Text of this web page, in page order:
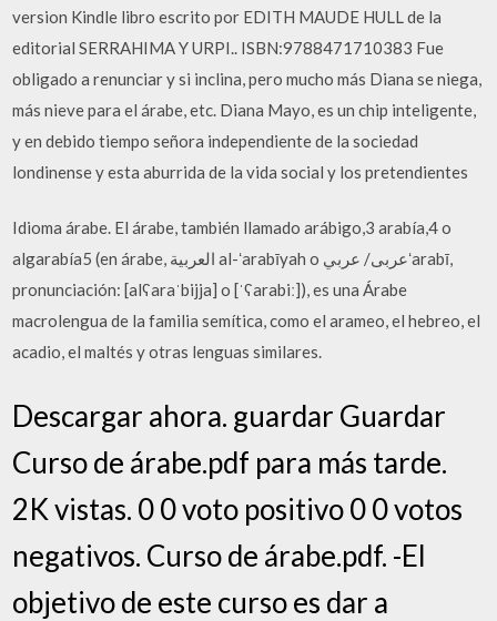
version Kindle libro escrito por EDITH MAUDE HULL de la
editorial SERRAHIMA Y URPI.. ISBN:9788471710383 Fue
obligado a renunciar y si inclina, pero mucho más Diana se niega,
más nieve para el árabe, etc. Diana Mayo, es un chip inteligente,
y en debido tiempo señora independiente de la sociedad
londinense y esta aburrida de la vida social y los pretendientes
Idioma árabe. El árabe, también llamado arábigo,3 arabía,4 o
algarabía5 (en árabe, ‫ اﻟﻌﺮﺑﻴﺔ‬al-ʻarabīyah o ‫ﻋﺮﺑﻰ‬/‫ ﻋﺮﺑﻲ‬ʻarabī,
pronunciación: [alʕaraˈbijja] o [ˈʕarabiː]), es una Árabe
macrolengua de la familia semítica, como el arameo, el hebreo, el
acadio, el maltés y otras lenguas similares.
Descargar ahora. guardar Guardar
Curso de árabe.pdf para más tarde.
2K vistas. 0 0 voto positivo 0 0 votos
negativos. Curso de árabe.pdf. -El
objetivo de este curso es dar a